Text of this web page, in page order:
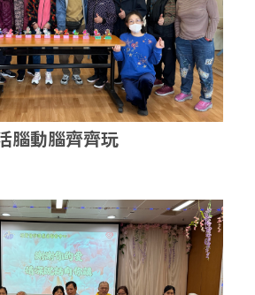
腦動腦齊齊玩